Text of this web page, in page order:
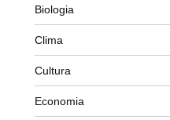
Biologia
Clima
Cultura
Economia